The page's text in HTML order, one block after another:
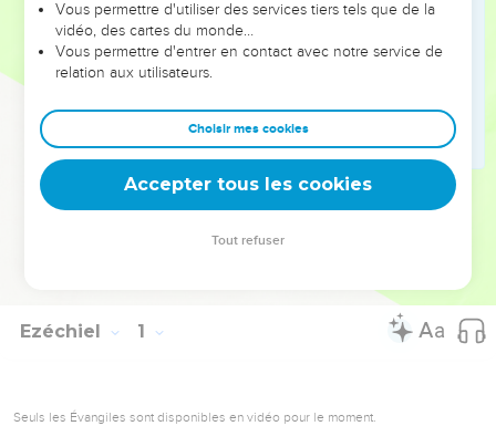
Temple, situés au sein d’une nouvelle création (ch.40 à 48),
le prophète verra la gloire revenir de l’est (43.1-3) pour
remplir à nouveau le Temple (44.4). Jésus-Christ, gloire de
(Mt 21.17 ; Lc 21.37). Mais, un jour, la gloire de Dieu, déjà
présente dans l’Eglise (1 Co 3.16), habitera la Nouvelle
Jérusalem (Ap 21.10-11).
permission. All rights reserved worldwide.
Ezéchiel 1
Seuls les Évangiles sont disponibles en vidéo pour le moment.
Vous permettre d'utiliser des services tiers tels que de la
vidéo, des cartes du monde…
Vous permettre d'entrer en contact avec notre service de
relation aux utilisateurs.
Choisir mes cookies
Accepter tous les cookies
Tout refuser